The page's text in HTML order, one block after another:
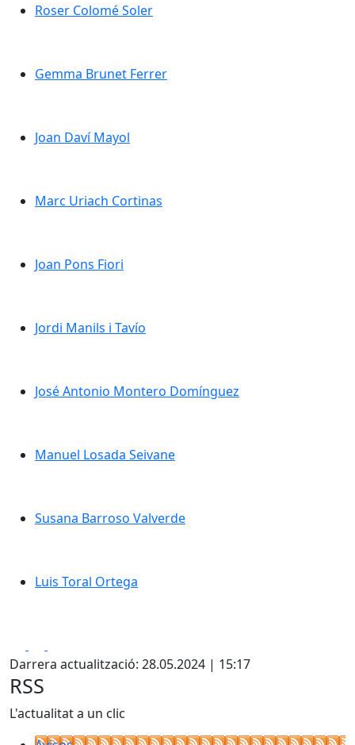
Roser Colomé Soler
Roser Colomé Soler
Gemma Brunet Ferrer
Gemma Brunet Ferrer
Joan Daví Mayol
Joan Daví Mayol
Marc Uriach Cortinas
Marc Uriach Cortinas
Joan Pons Fiori
Joan Pons Fiori
Jordi Manils i Tavío
Jordi Manils i Tavío
José Antonio Montero Domínguez
José Antonio Montero Domínguez
Manuel Losada Seivane
Manuel Losada Seivane
Susana Barroso Valverde
Susana Barroso Valverde
Luis Toral Ortega
Luis Toral Ortega
Darrera actualització: 28.05.2024 | 15:17
RSS
L'actualitat a un clic